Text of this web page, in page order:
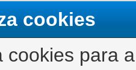
cookies
cookies para